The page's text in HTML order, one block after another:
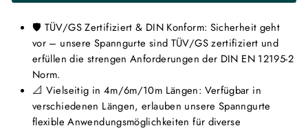
🛡 TÜV/GS Zertifiziert & DIN Konform: Sicherheit geht
vor – unsere Spanngurte sind TÜV/GS zertifiziert und
erfüllen die strengen Anforderungen der DIN EN 12195-2
Norm.
📐 Vielseitig in 4m/6m/10m Längen: Verfügbar in
verschiedenen Längen, erlauben unsere Spanngurte
flexible Anwendungsmöglichkeiten für diverse